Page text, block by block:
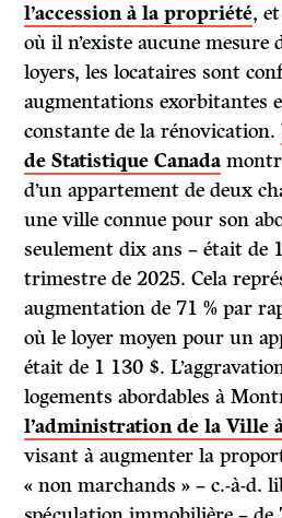
l’accession à la propriété,
où il n’existe aucune mesure
loyers, les locataires sont
augmentations exorbitantes
constante de la rénovication.
de Statistique Canada
d’un appartement de deux
une ville connue pour son
seulement dix ans – était de
trimestre de 2025. Cela
augmentation de 71 % par
où le loyer moyen pour un
était de 1 130 $.
logements abordables à
l’administration de la Ville
visant à augmenter la
« non marchands » – c.-à-d.